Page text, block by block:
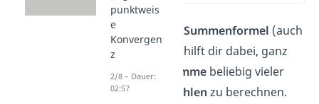
Die Gaußsche Summenformel (auch
kleiner Gauß
) hilft dir dabei, ganz
schnell die
Summebeliebig vieler
natürlicher
Zahlen zu berechnen.
punktweis
e
Konvergen
z
2/8 – Dauer:
02:57